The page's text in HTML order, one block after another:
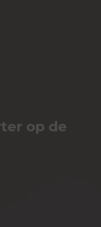
op de